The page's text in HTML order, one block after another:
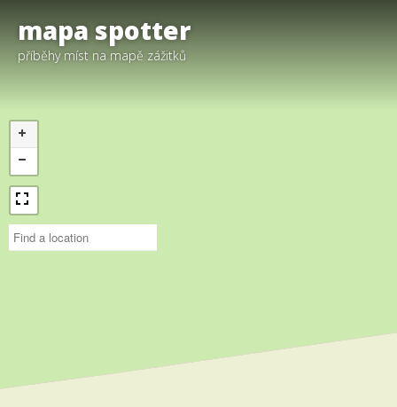
mapa spotter
příběhy míst na mapě zážitků